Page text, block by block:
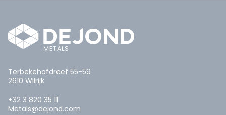
Terbekehofdreef 55-59
2610 Wilrijk
+32 3 820 35 11
Metals@dejond.com